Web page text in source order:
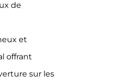
de
et
offrant
sur les